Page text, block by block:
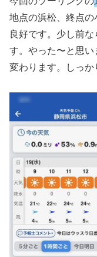
地点の浜松、終点
良好です。少し前
す。やった〜と思
変わります。しっか